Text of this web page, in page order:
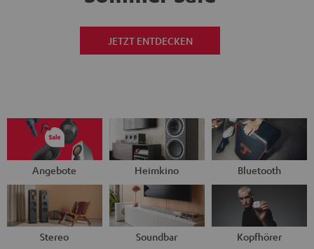
JETZT ENTDECKEN
Angebote Heimkino Bluetooth
Stereo Soundbar Kopfhörer